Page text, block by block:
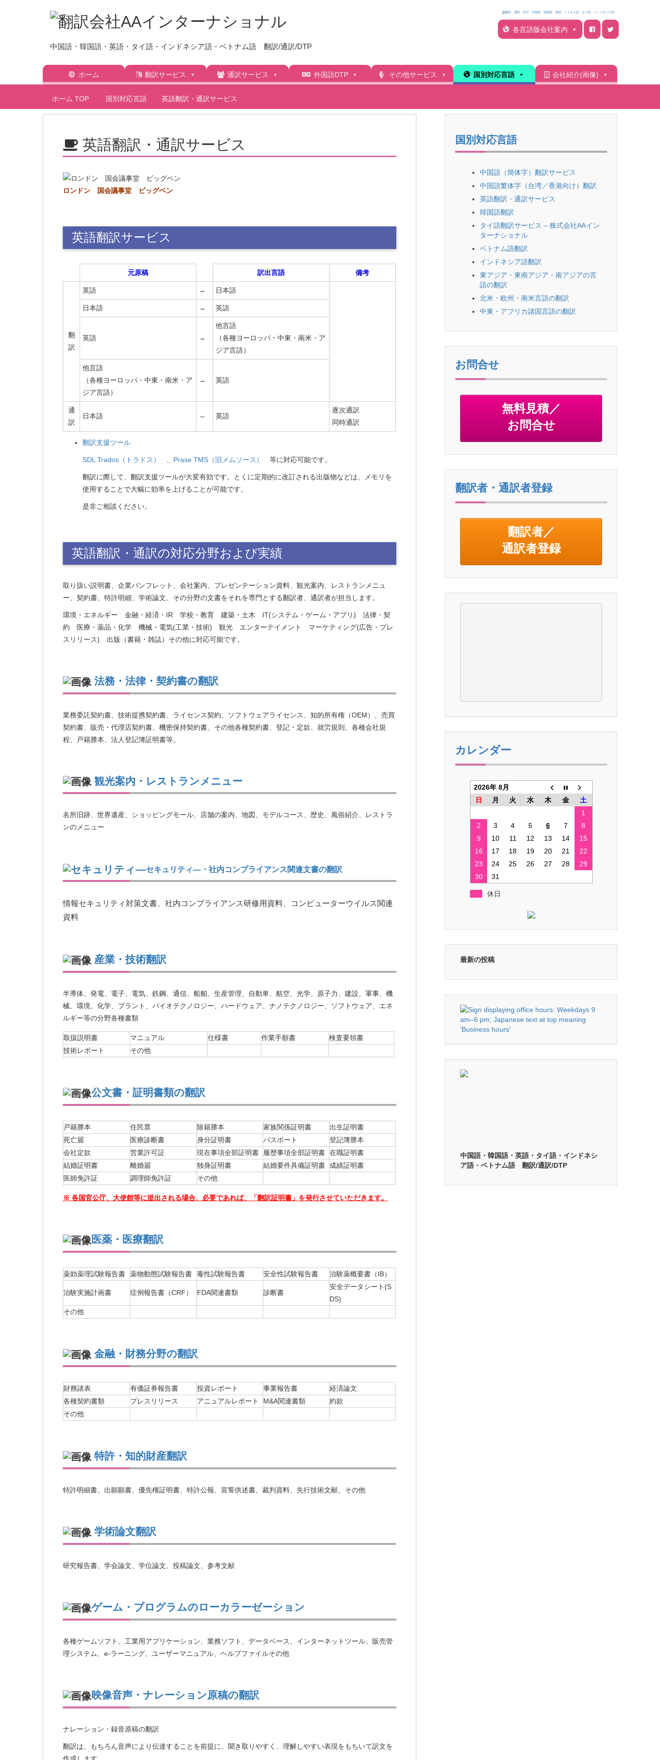
中国語・韓国語・英語・タイ語・インドネシア語・ベトナム語 翻訳/通訳/DTP
各言語版会社案内
ホーム 翻訳サービス 通訳サービス 外国語DTP その他サービス 国別対応言語 会社紹介(画像)
ホーム TOP 国別対応言語 英語翻訳・通訳サービス
英語翻訳・通訳サービス
ロンドン 国会議事堂 ビッグベン
英語翻訳サービス
元原稿 訳出言語 備考
翻
訳
英語 → 日本語
日本語 → 英語
英語 →
他言語
（各種ヨーロッパ・中東・南米・ア
ジア言語）
他言語
（各種ヨーロッパ・中東・南米・ア
ジア言語）
→ 英語
通
訳
日本語 ⇔ 英語
逐次通訳
同時通訳
翻訳支援ツール
SDL Trados（トラドス） Prase TMS（旧メムソース） 等に対応可能です。
翻訳に際して、翻訳支援ツールが大変有効です。とくに定期的に改訂される出版物などは、メモリを
使用することで大幅に効率を上げることが可能です。
是非ご相談ください。
英語翻訳・通訳の対応分野および実績
取り扱い説明書、企業パンフレット、会社案内、プレゼンテーション資料、観光案内、レストランメニュ
ー、契約書、特許明細、学術論文、その分野の文書をそれを専門とする翻訳者、通訳者が担当します。
環境・エネルギー 金融・経済・IR 学校・教育 建築・土木 IT(システム・ゲーム・アプリ) 法律・契
約 医療・薬品・化学 機械・電気(工業・技術) 観光 エンターテイメント マーケティング(広告・プレ
スリリース) 出版（書籍・雑誌）その他に対応可能です。
法務・法律・契約書の翻訳
業務委託契約書、技術提携契約書、ライセンス契約、ソフトウェアライセンス、知的所有権（OEM）、売買
契約書、販売・代理店契約書、機密保持契約書、その他各種契約書、登記・定款、就労規則、各種会社規
程、戸籍謄本、法人登記簿証明書等。
観光案内・レストランメニュー
名所旧跡、世界遺産、ショッピングモール、店舗の案内、地図、モデルコース、歴史、風俗紹介、レストラ
ンのメニュー
セキュリティ―・社内コンプライアンス関連文書の翻訳
情報セキュリティ対策文書、 社内コンプライアンス研修用資料、
コンピューターウイルス関連
資料
産業・技術翻訳
半導体、発電、電子、電気、鉄鋼、通信、船舶、生産管理、自動車、航空、光学、原子力、建設、軍事、機
械、環境、化学、プラント、バイオテクノロジー、ハードウェア、ナノテクノロジー、ソフトウェア、エネ
ルギー等の分野各種書類
取扱説明書 マニュアル 仕様書 作業手順書
検査要領書
技術レポート
その他
公文書・証明書類の翻訳
戸籍謄本 住民票 除籍謄本 家族関係証明書
出生証明書
死亡届
医療診断書 身分証明書 パスポート
登記簿謄本
会社定款
営業許可証 現在事項全部証明書 履歴事項全部証明書 在職証明書
結婚証明書
離婚届 独身証明書 結婚要件具備証明書
成績証明書
医師免許証
調理師免許証 その他
※ 各国官公庁、大使館等に提出される場合、必要であれば、「翻訳証明書」を発行させていただきます。
医薬・医療翻訳
薬効薬理試験報告書 薬物動態試験報告書 毒性試験報告書 安全性試験報告書 治験薬概要書（IB）
治験実施計画書 症例報告書（CRF） FDA関連書類 診断書
安全データシート(S
DS)
その他
金融・財務分野の翻訳
財務諸表 有価証券報告書 投資レポート 事業報告書
経済論文
各種契約書類
プレスリリース アニュアルレポート M&A関連書類
約款
その他
特許・知的財産翻訳
特許明細書、出願願書、優先権証明書、特許公報、宣誓供述書、裁判資料、先行技術文献、その他
学術論文翻訳
研究報告書、学会論文、学位論文、投稿論文、参考文献
ゲーム・プログラムのローカラーゼーション
各種ゲームソフト、工業用アプリケーション、業務ソフト、データベース、インターネットツール、販売管
理システム、e-ラーニング、ユーザーマニュアル、ヘルプファイルその他
映像音声・ナレーション原稿の翻訳
ナレーション・録音原稿の翻訳
翻訳は、もちろん音声により伝達することを前提に、聞き取りやすく、理解しやすい表現をもちいて訳文を
国別対応言語
中国語（簡体字）翻訳サービス
中国語繁体字（台湾／香港向け）翻訳
英語翻訳・通訳サービス
韓国語翻訳
タイ語翻訳サービス – 株式会社AAイン
ターナショナル
ベトナム語翻訳
インドネシア語翻訳
東アジア・東南アジア・南アジアの言
語の翻訳
北米・欧州・南米言語の翻訳
中東・アフリカ諸国言語の翻訳
お問合せ
無料見積／
お問合せ
翻訳者・通訳者登録
翻訳者／
通訳者登録
カレンダー
2026年 8月
日
月 火 水 木 金
土
1
2
3 4 5 6 7
8
9
10 11 12 13 14
15
16
17 18 19 20 21
22
23
24 25 26 27 28
29
30
31
休日
最新の投稿
中国語・韓国語・英語・タイ語・インドネシ
ア語・ベトナム語 翻訳/通訳/DTP